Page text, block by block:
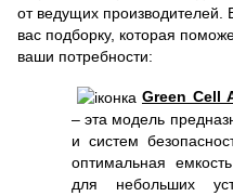
от ведущих производителей.
вас подборку, которая
ваши потребности:
Green Cell
– эта модель
и систем
оптимальная
для небольших